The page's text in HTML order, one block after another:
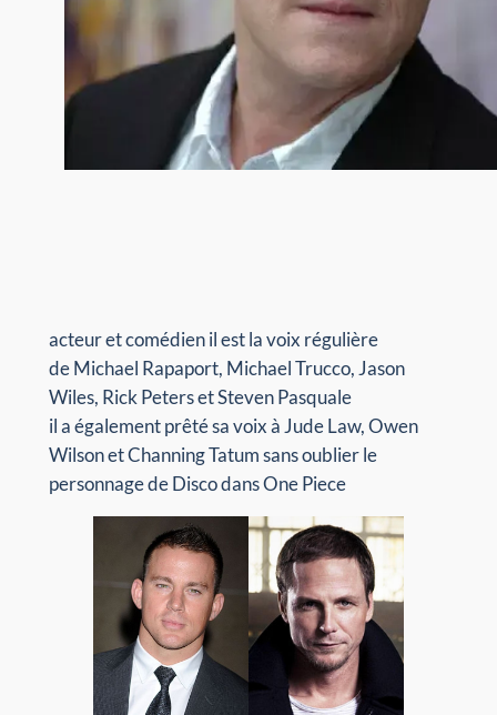
acteur et comédien il est la voix régulière
de Michael Rapaport, Michael Trucco, Jason
Wiles, Rick Peters et Steven Pasquale
il a également prêté sa voix à Jude Law, Owen
Wilson et Channing Tatum sans oublier le
personnage de Disco dans One Piece